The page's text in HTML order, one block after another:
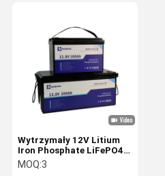
Wytrzymały 12V Litium
Iron Phosphate LiFePO4
Bateria 100Ah 200Ah Do
ładowarek słonecznych
MOQ:3